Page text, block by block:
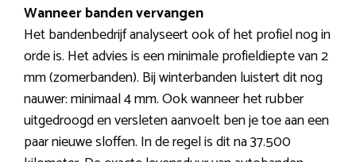
Wanneer banden vervangen
Het bandenbedrijf analyseert ook of het profiel nog in
orde is. Het advies is een minimale profieldiepte van 2
mm (zomerbanden). Bij winterbanden luistert dit nog
nauwer: minimaal 4 mm. Ook wanneer het rubber
uitgedroogd en versleten aanvoelt ben je toe aan een
paar nieuwe sloffen. In de regel is dit na 37.500